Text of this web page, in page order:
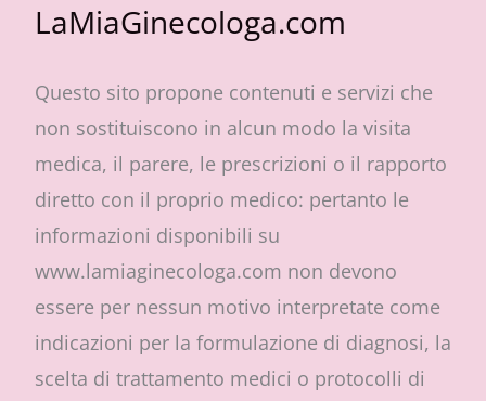
LaMiaGinecologa.com
Questo sito propone contenuti e servizi che
non sostituiscono in alcun modo la visita
medica, il parere, le prescrizioni o il rapporto
diretto con il proprio medico: pertanto le
informazioni disponibili su
www.lamiaginecologa.com non devono
essere per nessun motivo interpretate come
indicazioni per la formulazione di diagnosi, la
scelta di trattamento medici o protocolli di